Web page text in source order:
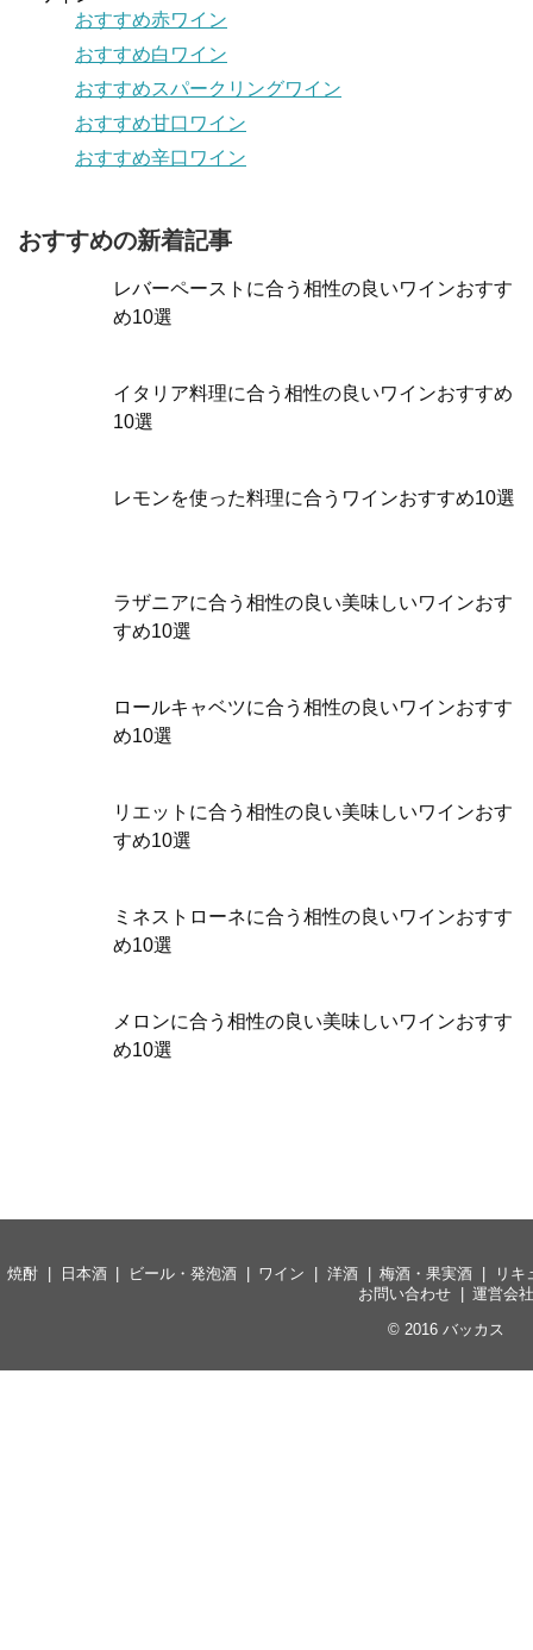
おすすめ赤ワイン
おすすめ白ワイン
おすすめスパークリングワイン
おすすめ甘口ワイン
おすすめ辛口ワイン
おすすめの新着記事
レバーペーストに合う相性の良いワインおすす
め10選
イタリア料理に合う相性の良いワインおすすめ
10選
レモンを使った料理に合うワインおすすめ10選
ラザニアに合う相性の良い美味しいワインおす
すめ10選
ロールキャベツに合う相性の良いワインおすす
め10選
リエットに合う相性の良い美味しいワインおす
すめ10選
ミネストローネに合う相性の良いワインおすす
め10選
メロンに合う相性の良い美味しいワインおすす
め10選
焼酎 日本酒 ビール・発泡酒 ワイン 洋酒 梅酒・果実酒
リキ
お問い合わせ
運営会
© 2016 バッカス